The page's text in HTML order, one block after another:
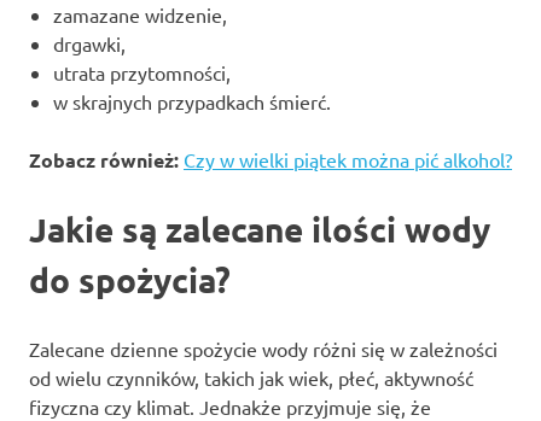
zamazane widzenie,
drgawki,
utrata przytomności,
w skrajnych przypadkach śmierć.
Zobacz również: Czy w wielki piątek można pić alkohol?
Jakie są zalecane ilości wody
do spożycia?
Zalecane dzienne spożycie wody różni się w zależności
od wielu czynników, takich jak wiek, płeć, aktywność
fizyczna czy klimat. Jednakże przyjmuje się, że